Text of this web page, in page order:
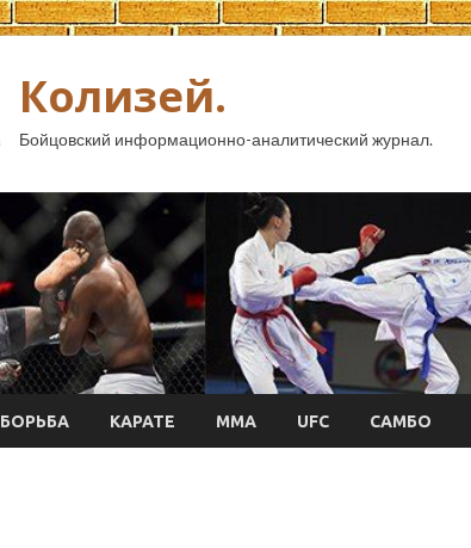
Колизей.
Бойцовский информационно-аналитический журнал.
БОРЬБА КАРАТЕ ММА UFC САМБО